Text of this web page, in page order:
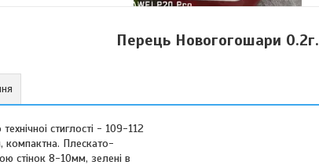
Перець Новогогошари 0.2г.
стиглості - 109-112
компактна. Плескато-
стінок 8-10мм, зелені в